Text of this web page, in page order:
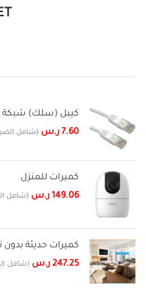
كيبل (سلك) شبكة كات 6
7.60 ر.س (شامل
كميرات للمنزل
149.06 ر.س (شامل
كميرات حديثة بدون
247.25 ر.س (شامل